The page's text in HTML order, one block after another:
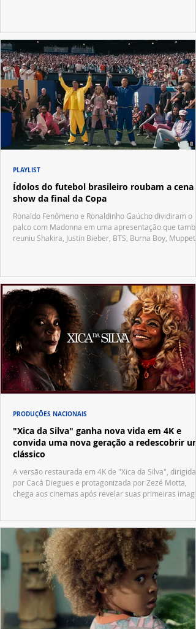
Ídolos do futebol brasileiro roubam a cena
show da final da Copa
Ronaldo Fenômeno e Ronaldinho Gaúcho dividiram o
palco com Madonna em uma apresentação que
reuniu Shakira, Justin Bieber, BTS, Burna Boy, Muppets,
PLAYLIST
"Xica da Silva" ganha nova vida em 4K e
convida uma nova geração a redescobrir um
clássico
A versão restaurada em 4K de "Xica da Silva", dirigida
por Cacá Diegues e protagonizada por Zezé Motta,
chega aos cinemas após revelar suas primeiras
PRODUÇÕES NACIONAIS